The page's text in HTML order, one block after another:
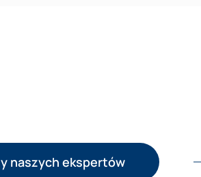
naszych ekspertów